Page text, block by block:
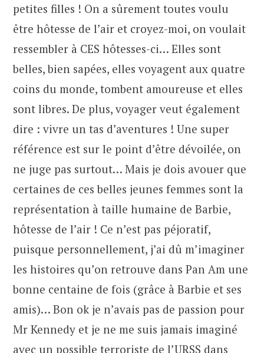
petites filles ! On a sûrement toutes voulu
être hôtesse de l’air et croyez-moi, on voulait
ressembler à CES hôtesses-ci… Elles sont
belles, bien sapées, elles voyagent aux quatre
coins du monde, tombent amoureuse et elles
sont libres. De plus, voyager veut également
dire : vivre un tas d’aventures ! Une super
référence est sur le point d’être dévoilée, on
ne juge pas surtout… Mais je dois avouer que
certaines de ces belles jeunes femmes sont la
représentation à taille humaine de Barbie,
hôtesse de l’air ! Ce n’est pas péjoratif,
puisque personnellement, j’ai dû m’imaginer
les histoires qu’on retrouve dans Pan Am une
bonne centaine de fois (grâce à Barbie et ses
amis)… Bon ok je n’avais pas de passion pour
Mr Kennedy et je ne me suis jamais imaginé
avec un possible terroriste de l’URSS dans